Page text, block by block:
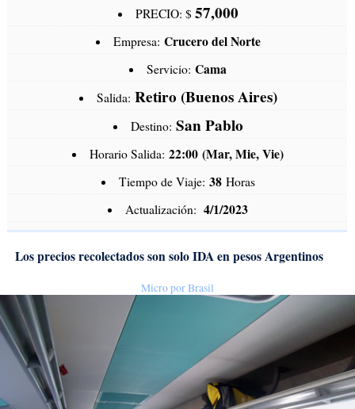
PRECIO: $ 57,000
Empresa: Crucero del Norte
Servicio: Cama
Salida: Retiro (Buenos Aires)
Destino: San Pablo
Horario Salida: 22:00 (Mar, Mie, Vie)
Tiempo de Viaje: 38Horas
Actualización: 4/1/2023
Los precios recolectados son solo IDA en pesos Argentinos
Micro por Brasil